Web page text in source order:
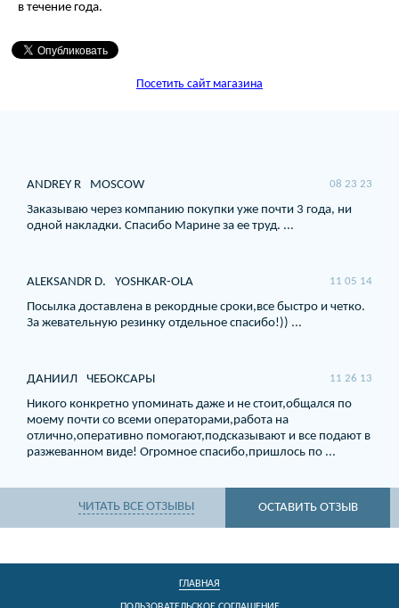
в течение года.
Посетить сайт магазина
ANDREY R MOSCOW 08 23 23
Заказываю через компанию покупки уже почти 3 года, ни
одной накладки. Спасибо Марине за ее труд. ...
ALEKSANDR D. YOSHKAR-OLA 11 05 14
Посылка доставлена в рекордные сроки,все быстро и четко.
За жевательную резинку отдельное спасибо!)) ...
ДАНИИЛ ЧЕБОКСАРЫ 11 26 13
Никого конкретно упоминать даже и не стоит,общался по
моему почти со всеми операторами,работа на
отлично,оперативно помогают,подсказывают и все подают в
разжеванном виде! Огромное спасибо,пришлось по ...
ЧИТАТЬ ВСЕ ОТЗЫВЫ ОСТАВИТЬ ОТЗЫВ
ГЛАВНАЯ